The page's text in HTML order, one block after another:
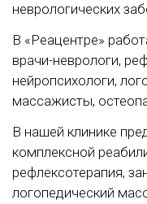
неврологических
В «Реацентре»
врачи-неврологи,
нейропсихологи,
массажисты,
В нашей клинике
комплексной
рефлексотерапия,
логопедический